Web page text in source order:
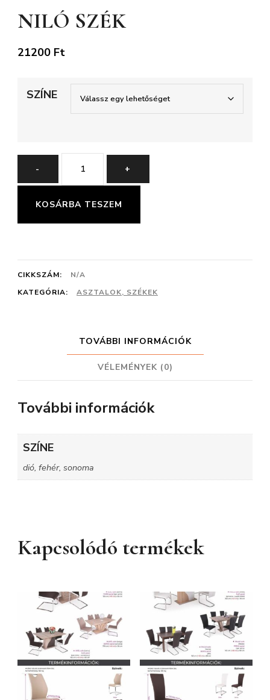
NILÓ SZÉK
21200 Ft
SZÍNE
-
NILÓ
SZÉK
mennyiség
+
KOSÁRBA TESZEM
CIKKSZÁM:
N/A
KATEGÓRIA:
ASZTALOK, SZÉKEK
TOVÁBBI INFORMÁCIÓK
VÉLEMÉNYEK (0)
További információk
SZÍNE
dió, fehér, sonoma
Kapcsolódó termékek